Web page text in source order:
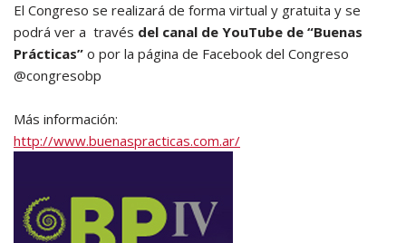
El Congreso se realizará de forma virtual y gratuita y se
podrá ver a través del canal de YouTube de “Buenas
Prácticas” o por la página de Facebook del Congreso
@congresobp
Más información:
http://www.buenaspracticas.com.ar/